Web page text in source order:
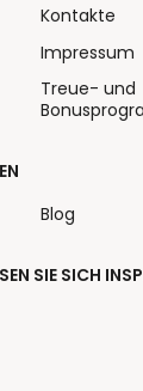
SIE SICH
Kontakte
Impressum
Treue- und
Blog